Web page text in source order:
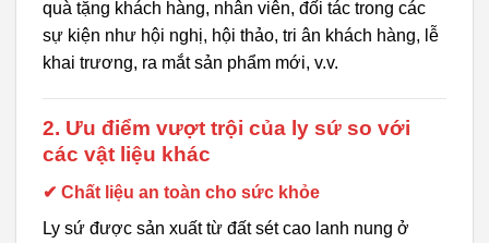
quà tặng khách hàng, nhân viên, đối tác trong các
sự kiện như hội nghị, hội thảo, tri ân khách hàng, lễ
khai trương, ra mắt sản phẩm mới, v.v.
2. Ưu điểm vượt trội của ly sứ so với
các vật liệu khác
✔ Chất liệu an toàn cho sức khỏe
Ly sứ được sản xuất từ đất sét cao lanh nung ở